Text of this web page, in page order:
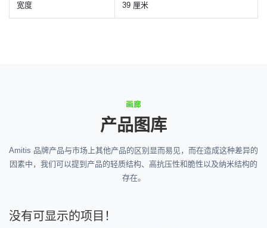
宽度 39 厘米
画廊
产品图库
Amitis 品牌产品与市场上其他产品的区别显而易见，而在造成这种差异的
因素中，我们可以提到产品的轻质结构、高抗压性和脆性以及纳米结构的
存在。
没有可显示的项目！